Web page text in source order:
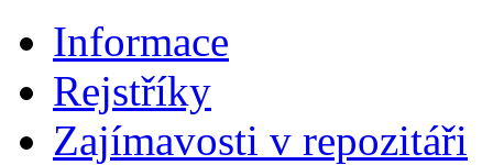
Informace
Rejstříky
Zajímavosti v repozitáři